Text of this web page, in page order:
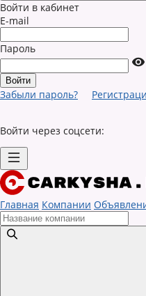
Войти в кабинет
E-mail
Пароль
Забыли пароль?
Войти через соцсети:
Главная Компании